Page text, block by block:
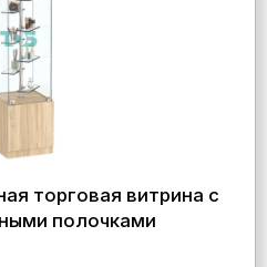
торговая витрина с
полочками